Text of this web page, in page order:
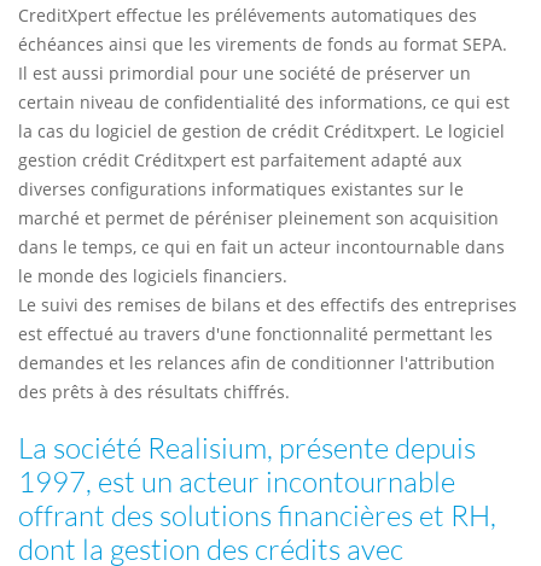
CreditXpert effectue les prélévements automatiques des
échéances ainsi que les virements de fonds au format SEPA.
Il est aussi primordial pour une société de préserver un
certain niveau de confidentialité des informations, ce qui est
la cas du logiciel de gestion de crédit Créditxpert. Le logiciel
gestion crédit Créditxpert est parfaitement adapté aux
diverses configurations informatiques existantes sur le
marché et permet de péréniser pleinement son acquisition
dans le temps, ce qui en fait un acteur incontournable dans
le monde des logiciels financiers.
Le suivi des remises de bilans et des effectifs des entreprises
est effectué au travers d'une fonctionnalité permettant les
demandes et les relances afin de conditionner l'attribution
des prêts à des résultats chiffrés.
La société Realisium, présente depuis
1997, est un acteur incontournable
offrant des solutions financières et RH,
dont la gestion des crédits avec